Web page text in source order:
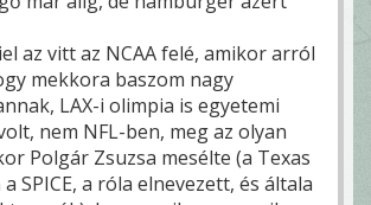
az vitt az NCAA felé, amikor arról
mekkora baszom nagy
LAX-i olimpia is egyetemi
nem NFL-ben, meg az olyan
Polgár Zsuzsa mesélte (a Texas
SPICE, a róla elnevezett, és általa